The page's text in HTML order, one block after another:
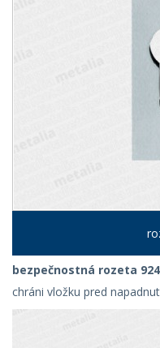
bezpečnostná rozeta
chráni vložku pred